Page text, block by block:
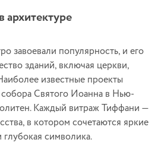
завоевали популярность, и его
зданий, включая церкви,
известные проекты
Святого Иоанна в Нью-
Каждый витраж Тиффани —
в котором сочетаются яркие
символика.